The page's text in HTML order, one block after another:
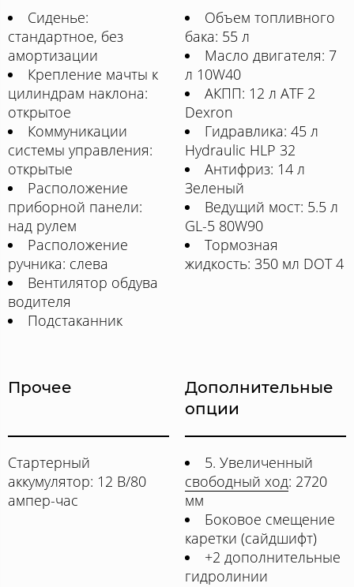
Сиденье:
стандартное, без
амортизации
Крепление мачты к
цилиндрам наклона:
открытое
Коммуникации
системы управления:
открытые
Расположение
приборной панели:
над рулем
Расположение
ручника: слева
Вентилятор обдува
водителя
Подстаканник
Объем топливного
бака: 55 л
Масло двигателя: 7
л 10W40
АКПП: 12 л ATF 2
Dexron
Гидравлика: 45 л
Hydraulic HLP 32
Антифриз: 14 л
Зеленый
Ведущий мост: 5.5 л
GL-5 80W90
Тормозная
жидкость: 350 мл DOT 4
Прочее
Стартерный
аккумулятор: 12 В/80
ампер-час
Дополнительные
опции
5. Увеличенный
свободный ход: 2720
мм
Боковое смещение
каретки (сайдшифт)
+2 дополнительные
гидролинии